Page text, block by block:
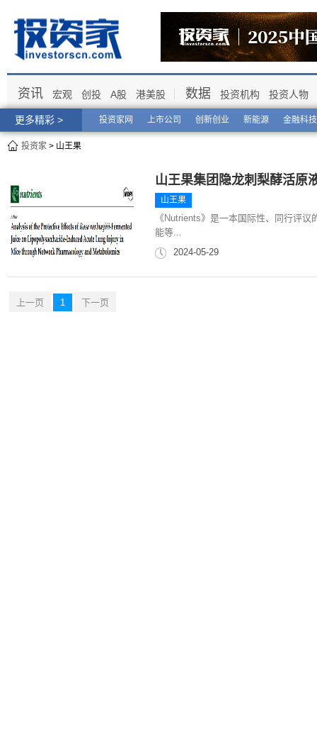
更多精彩 > 投资家网 上市公司 创新创业 新能源 金融科技
资讯 宏观 创投 A股 港美股 数据 投资机构 投资人物
投资家 > 山王果
山王果集团隐龙刺梨酵活原
山王果
《Nutrients》是一本国际性、同行评
能等...
2024-05-29
上一页 1 下一页